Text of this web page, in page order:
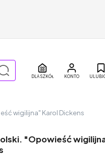
DLA SZKÓŁ
wigilijna" Karol Dickens
"Opowieść